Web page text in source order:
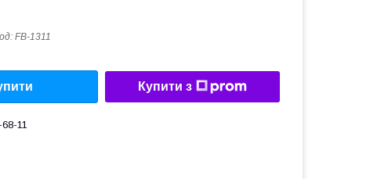
FB-1311
Купити з
11